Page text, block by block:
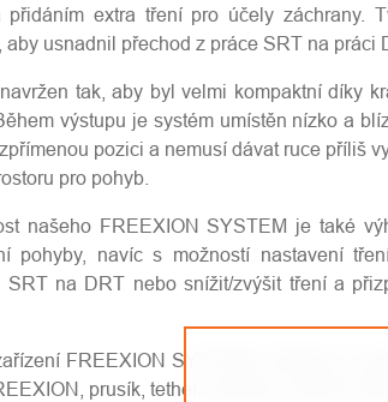
přidáním extra tření pro účely záchrany.
aby usnadnil přechod z práce SRT na práci
tak, aby byl velmi kompaktní díky
výstupu je systém umístěn nízko a
pozici a nemusí dávat ruce příliš
pro pohyb.
našeho FREEXION SYSTEM je také
pohyby, navíc s možností nastavení
SRT na DRT nebo snížit/zvýšit tření a
FREEXION SYSTEM s kladkou s
prusík, tether a kladku s jedním